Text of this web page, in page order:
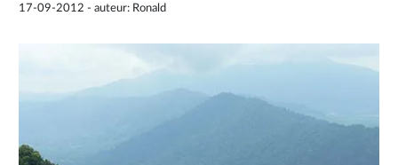
17-09-2012 - auteur: Ronald